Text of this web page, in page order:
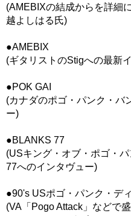
(AMEBIXの結成からを詳細
越よしはる氏)
●AMEBIX
(ギタリストのStigへの最新
●POK GAI
(カナダのポゴ・パンク・バ
ー)
●BLANKS 77
(USキング・オブ・ポゴ・
77へのインタヴュー)
●90's USポゴ・パンク・デ
(VA「Pogo Attack」などで